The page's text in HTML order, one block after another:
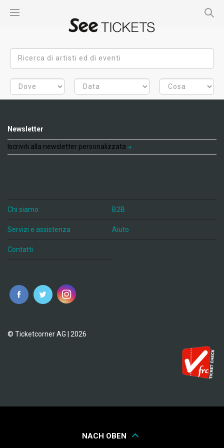
Newsletter
Iscriviti alla newsletter personalizzata
Chi siamo B2B
Servizi e assistenza Aiuto
Contatti
© Ticketcorner AG | 2026
NACH OBEN